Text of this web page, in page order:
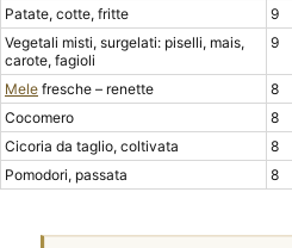
Patate, cotte, fritte
9
Vegetali misti, surgelati: piselli, mais,
carote, fagioli
9
Mele fresche – renette
8
Cocomero
8
Cicoria da taglio, coltivata
8
Pomodori, passata
8